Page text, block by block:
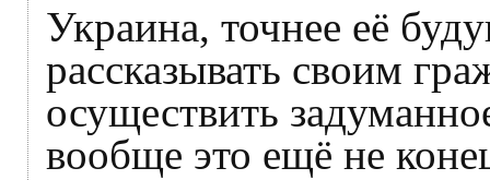
Украина, точнее её
рассказывать своим
осуществить
вообще это ещё не